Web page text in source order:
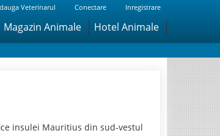
Veterinarul Conectare Inregistrare
Magazin Animale Hotel Animale
insulei Mauritius din sud-vestul